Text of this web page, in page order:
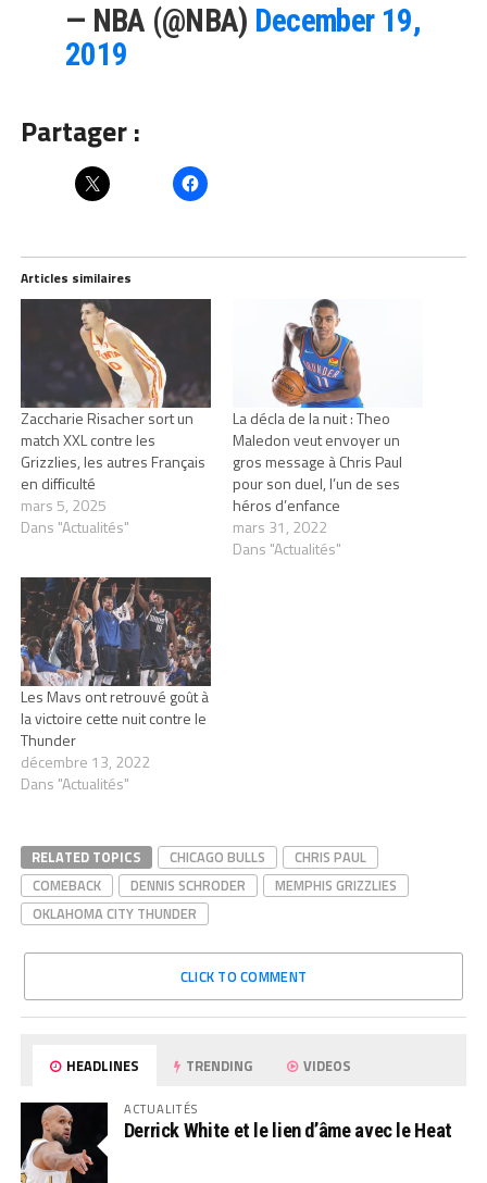
— NBA (@NBA) December 19,
2019
Partager :
Articles similaires
Zaccharie Risacher sort un
match XXL contre les
Grizzlies, les autres Français
en difficulté
mars 5, 2025
Dans "Actualités"
La décla de la nuit : Theo
Maledon veut envoyer un
gros message à Chris Paul
pour son duel, l’un de ses
héros d’enfance
mars 31, 2022
Dans "Actualités"
Les Mavs ont retrouvé goût à
la victoire cette nuit contre le
Thunder
décembre 13, 2022
Dans "Actualités"
RELATED TOPICS CHICAGO BULLS
CHRIS PAUL
COMEBACK
DENNIS SCHRODER
MEMPHIS GRIZZLIES
OKLAHOMA CITY THUNDER
CLICK TO COMMENT
HEADLINES TRENDING VIDEOS
ACTUALITÉS
Derrick White et le lien d’âme avec le Heat